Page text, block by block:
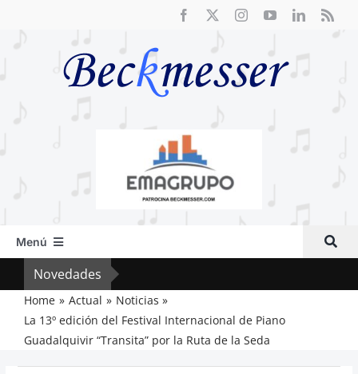
Menú
Inicio
Actual
Artículos
Novedades
Home Actual
Noticias
La 13º edición del Festival Internacional de Piano
Guadalquivir “Transita” por la Ruta de la Seda